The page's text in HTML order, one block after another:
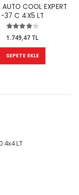
COOL EXPERT
-37 C 4X5 LT
1.749,47 TL
SEPETE EKLE
4x4 LT